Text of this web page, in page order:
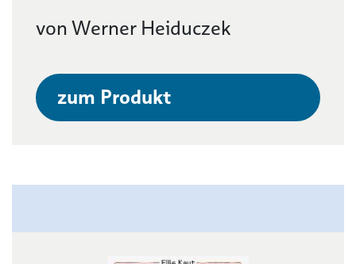
von Werner Heiduczek
zum Produkt